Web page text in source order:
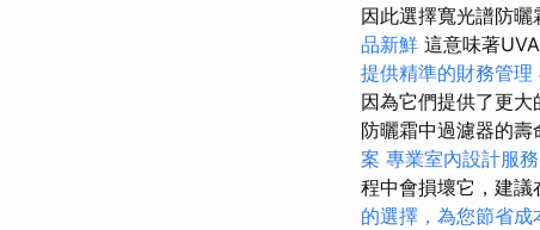
因此選擇寬光譜防曬
品新鮮 這意味著
提供精準的財務管理
因為它們提供了更
防曬霜中過濾器的壽
案 專業室內設計服務
程中會損壞它，建議
的選擇，為您節省成